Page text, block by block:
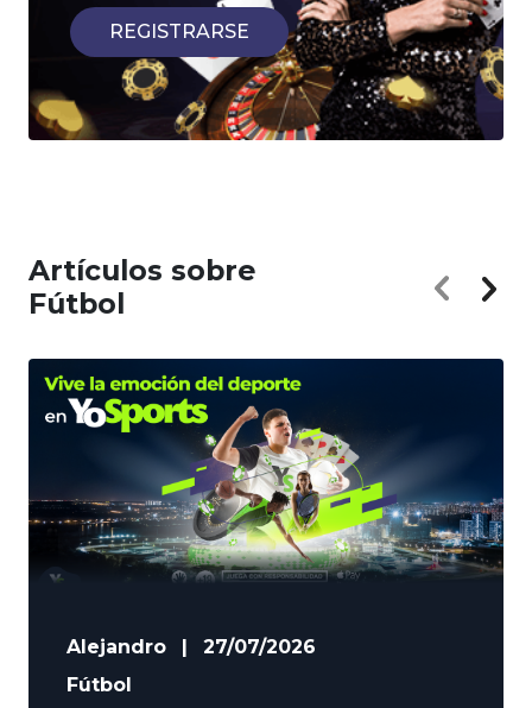
REGISTRARSE
Artículos sobre
Fútbol
Alejandro
27/07/2026
Fútbol